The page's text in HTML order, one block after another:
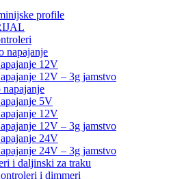
profile
napajanje
12V
12V – 3g jamstvo
5V
12V
12V – 3g jamstvo
24V
24V – 3g jamstvo
i daljinski za traku
i dimmeri